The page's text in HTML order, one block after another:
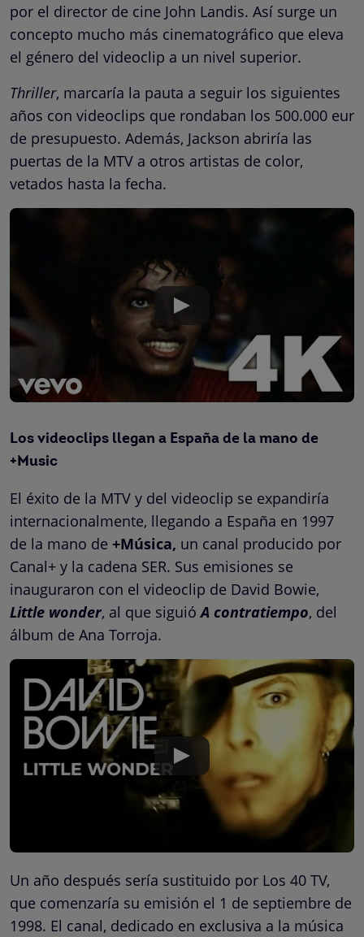
por el director de cine John Landis. Así surge un
concepto mucho más cinematográfico que eleva
el género del videoclip a un nivel superior.
Thriller, marcaría la pauta a seguir los siguientes
años con videoclips que rondaban los 500.000 eur
de presupuesto. Además, Jackson abriría las
puertas de la MTV a otros artistas de color,
vetados hasta la fecha.
Los videoclips llegan a España de la mano de
+Music
El éxito de la MTV y del videoclip se expandiría
internacionalmente, llegando a España en 1997
de la mano de +Música, un canal producido por
Canal+ y la cadena SER. Sus emisiones se
inauguraron con el videoclip de David Bowie,
Little wonder, al que siguióA contratiempo, del
álbum de Ana Torroja.
Un año después sería sustituido por Los 40 TV,
que comenzaría su emisión el 1 de septiembre de
1998. El canal, dedicado en exclusiva a la música